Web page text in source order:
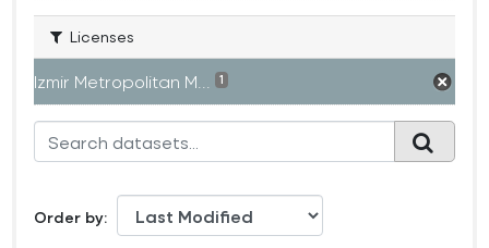
Licenses
Izmir Metropolitan M... 1
Order by